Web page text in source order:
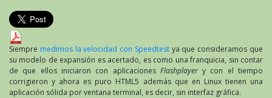
Siempre medimos la velocidad con Speedtestya que consideramos que
su modelo de expansión es acertado, es como una franquicia, sin contar
de que ellos iniciaron con aplicaciones Flashplayery con el tiempo
corrigieron y ahora es puro HTML5 además que en Linux tienen una
aplicación sólida por ventana terminal, es decir, sin interfaz gráfica.